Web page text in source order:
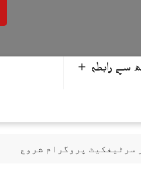
سے رابطہ ＋
سرٹیفکیٹ پروگرام شروع